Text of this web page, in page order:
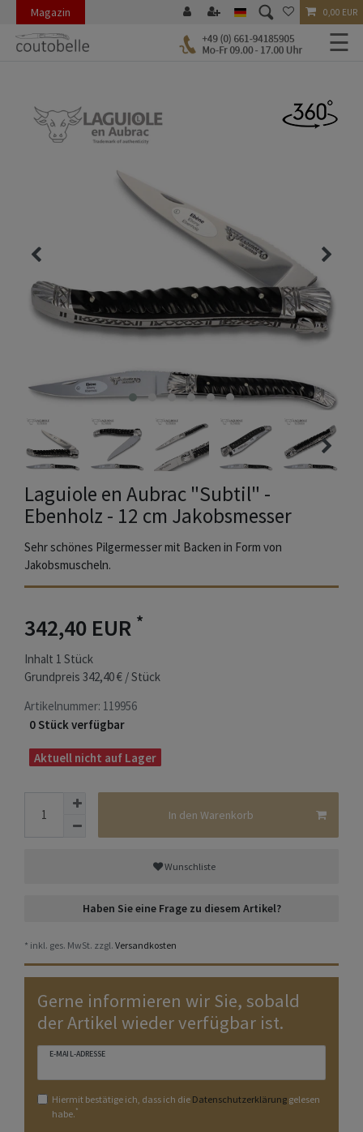
Magazin 0,00 EUR
☰
Laguiole en Aubrac "Subtil" -
Ebenholz - 12 cm Jakobsmesser
Sehr schönes Pilgermesser mit Backen in Form von
Jakobsmuscheln.
342,40 EUR *
Inhalt 1 Stück
Grundpreis 342,40 € / Stück
Artikelnummer: 119956
0 Stück verfügbar
Aktuell nicht auf Lager
In den Warenkorb
Wunschliste
Haben Sie eine Frage zu diesem Artikel?
* inkl. ges. MwSt. zzgl. Versandkosten
Gerne informieren wir Sie, sobald
der Artikel wieder verfügbar ist.
E-MAIL-ADRESSE
Hiermit bestätige ich, dass ich die Daten­schutz­erklärunggelesen
habe.*